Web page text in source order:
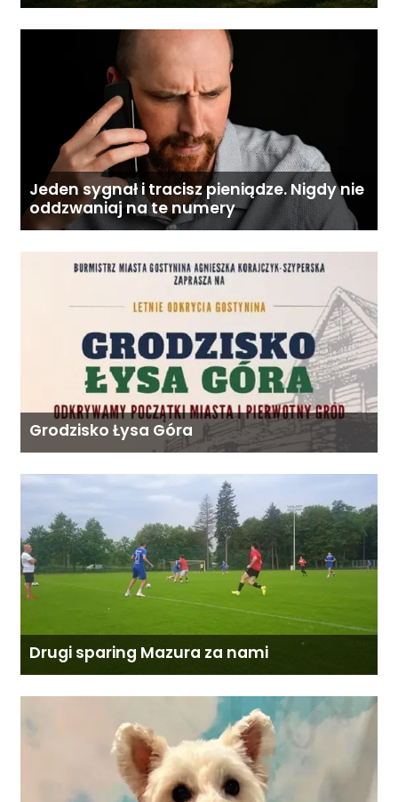
Jeden sygnał i tracisz pieniądze. Nigdy nie
oddzwaniaj na te numery
Grodzisko Łysa Góra
Drugi sparing Mazura za nami